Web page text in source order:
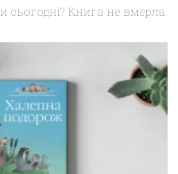
сьогодні? Книга не вмерла
не читають!» Сьогодні
цікавіша. Діти читають.
й інакше, ніж очікували
графічні романи на
аудіокниги в […]